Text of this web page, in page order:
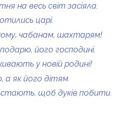
на весь світ засіяла.
царі.
чабанам, шахтарям!
його господині.
у новій родині!
як його дітям.
щоб дуків побити.